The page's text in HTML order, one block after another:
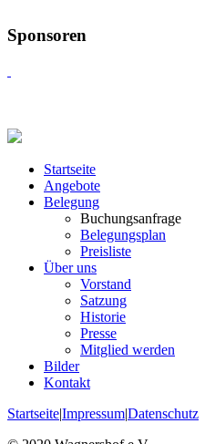
Sponsoren
Startseite
Angebote
Belegung
Buchungsanfrage
Belegungsplan
Preisliste
Über uns
Vorstand
Satzung
Historie
Presse
Mitglied werden
Bilder
Kontakt
Startseite|Impressum|Datenschutz